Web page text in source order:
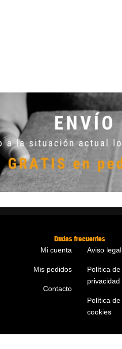
Dudas frecuentes
Mi cuenta
Mis pedidos
Contacto
Aviso legal
Política de
privacidad
Política de
cookies